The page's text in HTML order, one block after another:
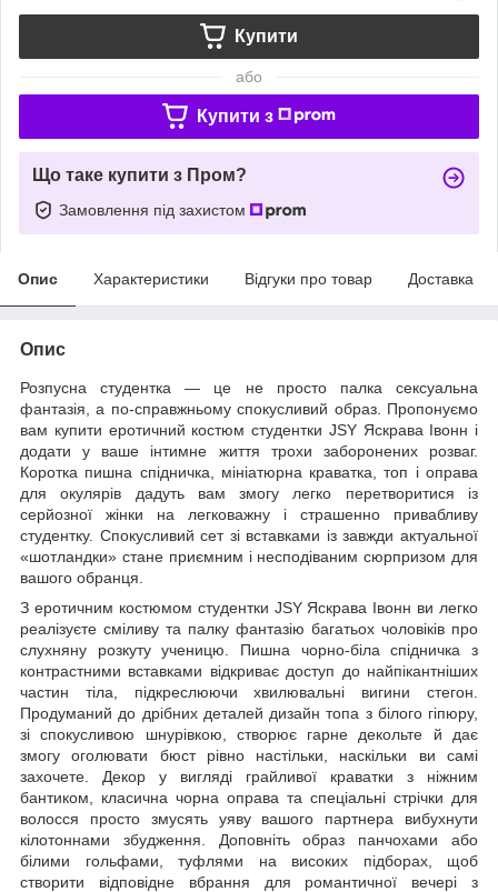
Купити
або
Купити з
Що таке купити з Пром?
Замовлення під захистом
Опис Характеристики Відгуки про товар Доставка
Опис
Розпусна студентка — це не просто палка сексуальна
фантазія, а по-справжньому спокусливий образ. Пропонуємо
вам купити еротичний костюм студентки JSY Яскрава Івонн і
додати у ваше інтимне життя трохи заборонених розваг.
Коротка пишна спідничка, мініатюрна краватка, топ і оправа
для окулярів дадуть вам змогу легко перетворитися із
серйозної жінки на легковажну і страшенно привабливу
студентку. Спокусливий сет зі вставками із завжди актуальної
«шотландки» стане приємним і несподіваним сюрпризом для
вашого обранця.
З еротичним костюмом студентки JSY Яскрава Івонн ви легко
реалізуєте сміливу та палку фантазію багатьох чоловіків про
слухняну розкуту ученицю. Пишна чорно-біла спідничка з
контрастними вставками відкриває доступ до найпікантніших
частин тіла, підкреслюючи хвилювальні вигини стегон.
Продуманий до дрібних деталей дизайн топа з білого гіпюру,
зі спокусливою шнурівкою, створює гарне декольте й дає
змогу оголювати бюст рівно настільки, наскільки ви самі
захочете. Декор у вигляді грайливої краватки з ніжним
бантиком, класична чорна оправа та спеціальні стрічки для
волосся просто змусять уяву вашого партнера вибухнути
кілотоннами збудження. Доповніть образ панчохами або
білими гольфами, туфлями на високих підборах, щоб
створити відповідне вбрання для романтичної вечері з